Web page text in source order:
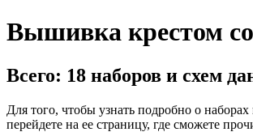
Вышивка крестом
Всего: 18 наборов и схем
Для того, чтобы узнать подробно о
перейдете на ее страницу, где сможете